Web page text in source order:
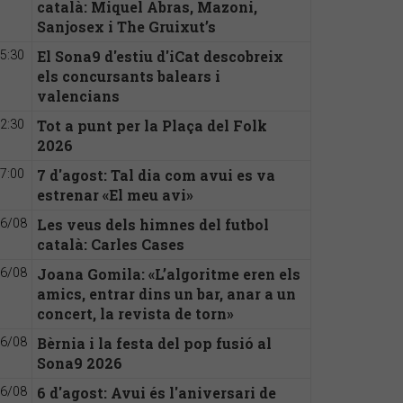
català: Miquel Abras, Mazoni,
Sanjosex i The Gruixut’s
El Sona9 d'estiu d'iCat descobreix
els concursants balears i
valencians
Tot a punt per la Plaça del Folk
2026
7 d'agost: Tal dia com avui es va
estrenar «El meu avi»
08
Les veus dels himnes del futbol
català: Carles Cases
08
Joana Gomila: «L’algoritme eren els
amics, entrar dins un bar, anar a un
concert, la revista de torn»
08
Bèrnia i la festa del pop fusió al
Sona9 2026
08
6 d'agost: Avui és l'aniversari de